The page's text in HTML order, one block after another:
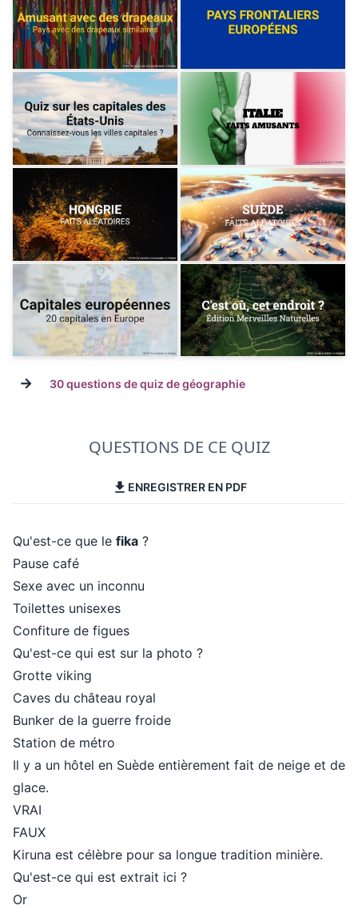
→ 30 questions de quiz de géographie
QUESTIONS DE CE QUIZ
ENREGISTRER EN PDF
Qu'est-ce que le fika ?
Pause café
Sexe avec un inconnu
Toilettes unisexes
Confiture de figues
Qu'est-ce qui est sur la photo ?
Grotte viking
Caves du château royal
Bunker de la guerre froide
Station de métro
Il y a un hôtel en Suède entièrement fait de neige et de
glace.
VRAI
FAUX
Kiruna est célèbre pour sa longue tradition minière.
Qu'est-ce qui est extrait ici ?
Or